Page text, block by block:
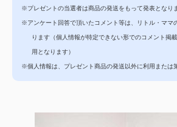
※プレゼントの当選者は商品の発送をもって発表となり
※アンケート回答で頂いたコメント等は、リトル・ママ
ります（個人情報が特定できない形でのコメント掲
用となります）
※個人情報は、プレゼント商品の発送以外に利用または